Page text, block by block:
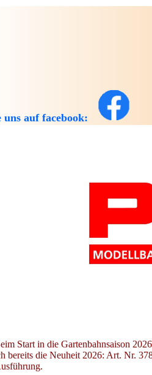
uns auf facebook:
Start in die Gartenbahnsaison
bereits die Neuheit 2026: Art. Nr.